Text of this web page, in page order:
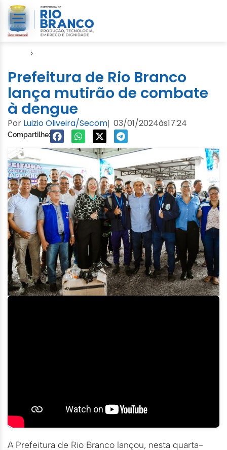
›
Prefeitura de Rio Branco
lança mutirão de combate
à dengue
Por Luizio Oliveira/Secom| 03/01/2024às17:24
Compartilhe:
A Prefeitura de Rio Branco lançou, nesta quarta-